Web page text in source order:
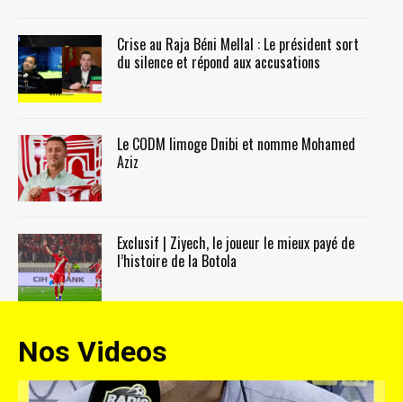
Crise au Raja Béni Mellal : Le président sort
du silence et répond aux accusations
Le CODM limoge Dnibi et nomme Mohamed
Aziz
Exclusif | Ziyech, le joueur le mieux payé de
l’histoire de la Botola
Nos Videos